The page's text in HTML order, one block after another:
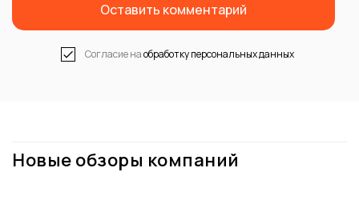
Оставить комментарий
Согласие наобработку персональных данных
Новые обзоры компаний